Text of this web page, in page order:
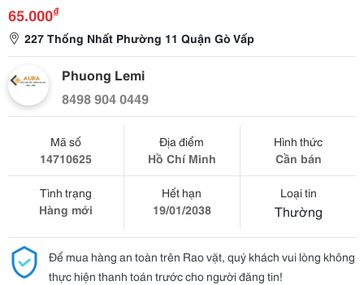
65.000₫
227 Thống Nhất Phường 11 Quận Gò Vấp
Phuong Lemi
8498 904 0449
Mã số
14710625
Địa điểm
Hồ Chí Minh
Hình thức
Cần bán
Tình trạng
Hàng mới
Hết hạn
19/01/2038
Loại tin
Thường
Để mua hàng an toàn trên Rao vặt, quý khách vui lòng không
thực hiện thanh toán trước cho người đăng tin!